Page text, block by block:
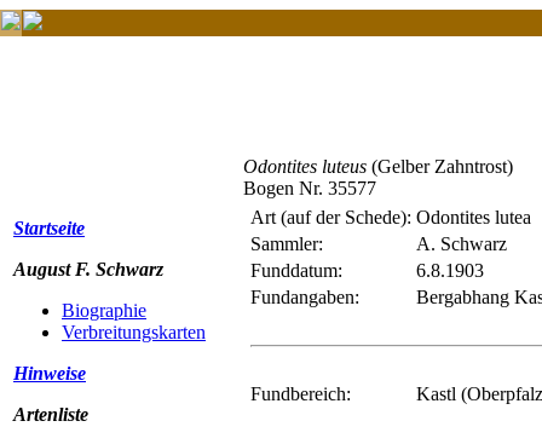
Startseite
August F. Schwarz
Biographie
Verbreitungskarten
Hinweise
Artenliste
Odontites luteus (Gelber Zahntrost)
Bogen Nr. 35577
Art (auf der Schede): Odontites lutea
Sammler:
A. Schwarz
Funddatum:
6.8.1903
Fundangaben:
Bergabhang
Fundbereich: Kastl